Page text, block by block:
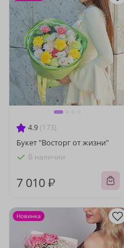
4.9 (173)
Букет "Восторг от жизни"
В наличии
7 010 ₽
Новинка